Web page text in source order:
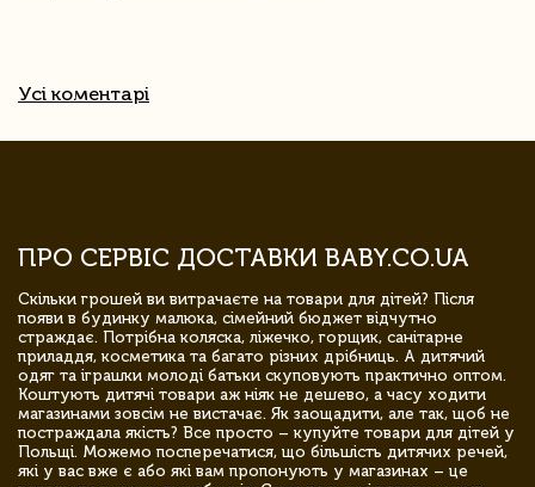
Усі коментарі
ПРО СЕРВІС ДОСТАВКИ BABY.CO.UA
Скільки грошей ви витрачаєте на товари для дітей? Після
появи в будинку малюка, сімейний бюджет відчутно
страждає. Потрібна коляска, ліжечко, горщик, санітарне
приладдя, косметика та багато різних дрібниць. А дитячий
одяг та іграшки молоді батьки скуповують практично оптом.
Коштують дитячі товари аж ніяк не дешево, а часу ходити
магазинами зовсім не вистачає. Як заощадити, але так, щоб не
постраждала якість? Все просто – купуйте товари для дітей у
Польщі. Можемо посперечатися, що більшість дитячих речей,
які у вас вже є або які вам пропонують у магазинах – це